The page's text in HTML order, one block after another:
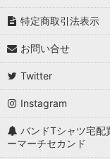
特定商取引法表示
お問い合せ
Twitter
Instagram
バンドTシャツ宅配
ーマーチセカンド